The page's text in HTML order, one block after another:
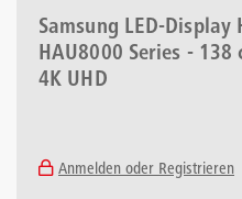
Samsung LED-Display
HAU8000 Series -
4K UHD
Anmelden oder Registrieren